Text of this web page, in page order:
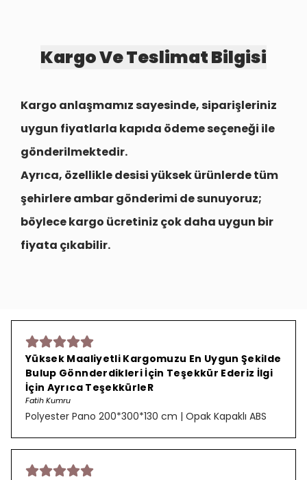
Kargo Ve Teslimat Bilgisi
Kargo anlaşmamız sayesinde, siparişleriniz
uygun fiyatlarla kapıda ödeme seçeneği ile
gönderilmektedir.
Ayrıca, özellikle desisi yüksek ürünlerde tüm
şehirlereambar gönderimi de sunuyoruz;
böylece kargo ücretiniz çok daha uygun bir
fiyata çıkabilir.
Yüksek Maaliyetli Kargomuzu En Uygun Şekilde
Bulup Gönnderdikleri İçin Teşekkür Ederiz İlgi
İçin Ayrıca TeşekkürleR
Fatih Kumru
Polyester Pano 200*300*130 cm | Opak Kapaklı ABS